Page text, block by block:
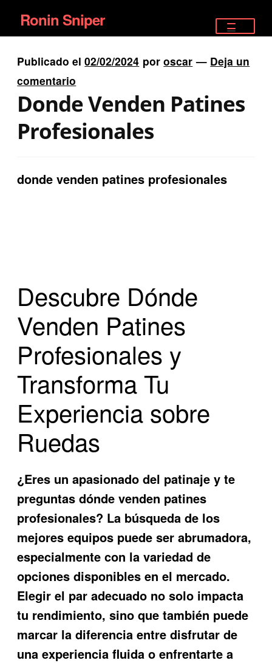
Ir
a
la
navegación
Ir
al
contenido
Ronin Sniper
PISTOLAS
RIFLES DEPORTIVOS
Publicado el02/02/2024 poroscar — Deja un
comentario
Donde Venden Patines
Profesionales
donde venden patines profesionales
Descubre Dónde
Venden Patines
Profesionales y
Transforma Tu
Experiencia sobre
Ruedas
¿Eres un apasionado del patinaje y te
preguntas dónde venden patines
profesionales? La búsqueda de los
mejores equipos puede ser abrumadora,
especialmente con la variedad de
opciones disponibles en el mercado.
Elegir el par adecuado no solo impacta
tu rendimiento, sino que también puede
marcar la diferencia entre disfrutar de
una experiencia fluida o enfrentarte a